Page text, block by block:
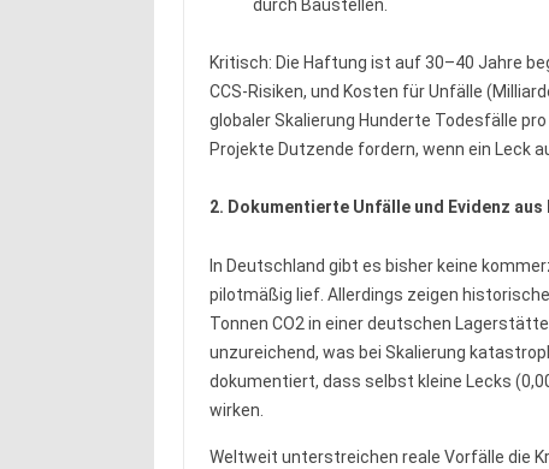
durch Baustellen.
Kritisch: Die Haftung ist auf 30–40 Jahre
CCS-Risiken, und Kosten für Unfälle
globaler Skalierung Hunderte Todesfälle
Projekte Dutzende fordern, wenn ein Leck
2. Dokumentierte Unfälle und Evidenz
In Deutschland gibt es bisher keine
pilotmäßig lief. Allerdings zeigen
Tonnen CO2 in einer deutschen
unzureichend, was bei Skalierung
dokumentiert, dass selbst kleine Lecks
wirken.
Weltweit unterstreichen reale Vorfälle die